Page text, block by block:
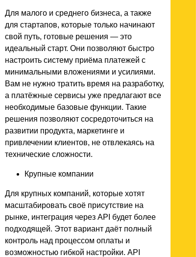
Для малого и среднего бизнеса, а также
для стартапов, которые только начинают
свой путь, готовые решения — это
идеальный старт. Они позволяют быстро
настроить систему приёма платежей с
минимальными вложениями и усилиями.
Вам не нужно тратить время на разработку,
а платёжные сервисы уже предлагают все
необходимые базовые функции. Такие
решения позволяют сосредоточиться на
развитии продукта, маркетинге и
привлечении клиентов, не отвлекаясь на
технические сложности.
Крупные компании
Для крупных компаний, которые хотят
масштабировать своё присутствие на
рынке, интеграция через API будет более
подходящей. Этот вариант даёт полный
контроль над процессом оплаты и
возможностью гибкой настройки. API